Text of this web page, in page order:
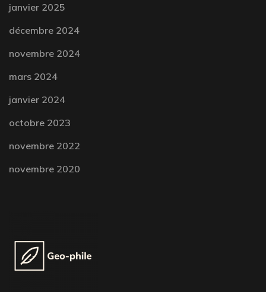
janvier 2025
décembre 2024
novembre 2024
mars 2024
janvier 2024
octobre 2023
novembre 2022
novembre 2020